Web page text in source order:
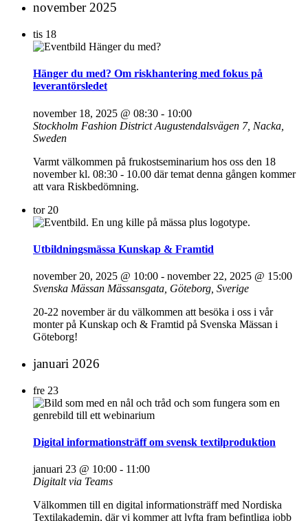
november 2025
tis 18
Hänger du med? Om riskhantering med fokus på
leverantörsledet
november 18, 2025 @ 08:30 - 10:00
Stockholm Fashion DistrictAugustendalsvägen 7, Nacka,
Sweden
Varmt välkommen på frukostseminarium hos oss den 18
november kl. 08:30 - 10.00 där temat denna gången kommer
att vara Riskbedömning.
tor 20
Utbildningsmässa Kunskap & Framtid
november 20, 2025 @ 10:00 - november 22, 2025 @ 15:00
Svenska Mässan Mässansgata, Göteborg, Sverige
20-22 november är du välkommen att besöka i oss i vår
monter på Kunskap och & Framtid på Svenska Mässan i
Göteborg!
januari 2026
fre 23
Digital informationsträff om svensk textilproduktion
januari 23 @ 10:00 - 11:00
Digitalt via Teams
Välkommen till en digital informationsträff med Nordiska
Textilakademin, där vi kommer att lyfta fram befintliga jobb